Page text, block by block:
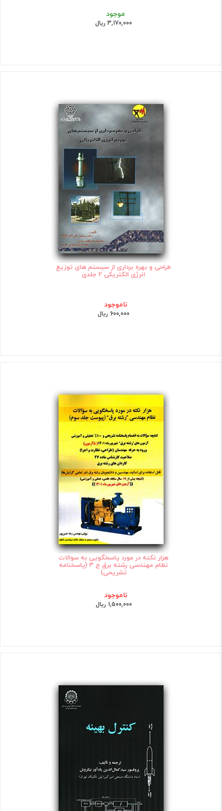
موجود
3,170,000 ریال
طراحی و بهره برداری از سیستم های توزیع
انرژی الکتریکی 2 جلدی
ناموجود
600,000 ریال
هزار نکته در مورد پاسخگویی به سوالات
نظام مهندسی رشته برق ج 3 (پاسخنامه
تشریحی)
ناموجود
1,500,000 ریال